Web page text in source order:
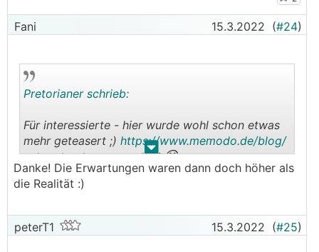
Fani 15.3.2022 (#24)
. .
Pretorianer schrieb:
Für interessierte - hier wurde wohl schon etwas
mehr geteasert ;) https://www.memodo.de/blog/
solaredge-home-system/ 😊
Mit dem namen "home-hub" findet man nun mehr
details im netz :)
Danke! Die Erwartungen waren dann doch höher als
die Realität :)
peterT1 15.3.2022 (#25)